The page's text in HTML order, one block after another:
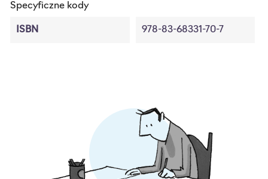
Specyficzne kody
ISBN 978-83-68331-70-7